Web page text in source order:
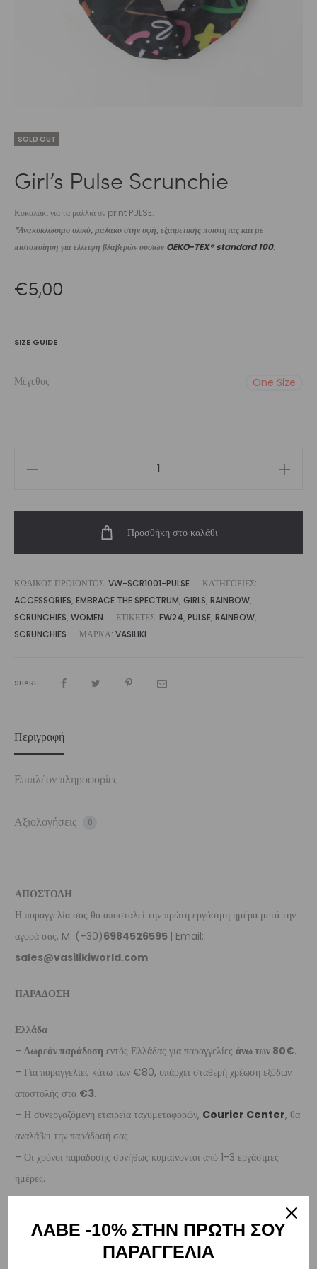
SOLD OUT
Girl’s Pulse Scrunchie
Κοκαλάκι για τα μαλλιά σε print PULSE.
*Ανακυκλώσιμο υλικό, μαλακό στην υφή, εξαιρετικής ποιότητας και με
πιστοποίηση για έλλειψη βλαβερών ουσιών OEKO-TEX® standard 100.
€5,00
SIZE GUIDE
Μέγεθος One Size
Προσθήκη στο καλάθι
ΚΩΔΙΚΌΣ ΠΡΟΪΌΝΤΟΣ: VW-SCR1001-PULSE
ΚΑΤΗΓΟΡΊΕΣ:
ACCESSORIES, EMBRACE THE SPECTRUM, GIRLS, RAINBOW,
SCRUNCHIES, WOMEN ΕΤΙΚΈΤΕΣ: FW24, PULSE, RAINBOW,
SCRUNCHIES
ΜΆΡΚΑ: VASILIKI
SHARE
Περιγραφή
Επιπλέον πληροφορίες
Αξιολογήσεις 0
ΑΠΟΣΤΟΛΗ
Η παραγγελία σας θα αποσταλεί την πρώτη εργάσιμη ημέρα μετά την
αγορά σας. M: (+30)6984526595 | Email:
sales@vasilikiworld.com
ΠΑΡΑΔΟΣΗ
Ελλάδα
– Δωρεάν παράδοση εντός Ελλάδας για παραγγελίες άνω των 80€.
– Για παραγγελίες κάτω των €80, υπάρχει σταθερή χρέωση εξόδων
αποστολής στα €3.
– Η συνεργαζόμενη εταιρεία ταχυμεταφορών, Courier Center, θα
αναλάβει την παράδοσή σας.
– Οι χρόνοι παράδοσης συνήθως κυμαίνονται από 1-3 εργάσιμες
ημέρες.
– Προσφέρουμε επίσης αντικαταβολή για παραγγελίες σε όλη την
Ελλάδα με extra χρέωση €2.
ΛΑΒΕ -10% ΣΤΗΝ ΠΡΩΤΗ ΣΟΥ
ΠΑΡΑΓΓΕΛΙΑ